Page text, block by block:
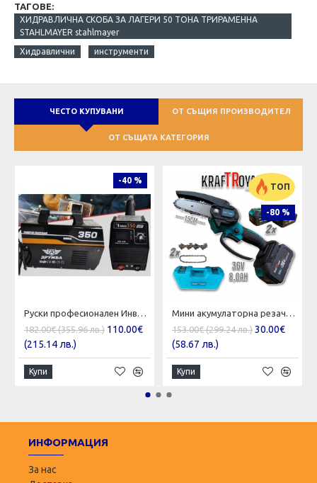
ТАГОВЕ:
ХИДРАВЛИЧНА СКОБА ЗА ЛАГЕРИ 50 ТОНА ТРИРАМЕННА
STAHLMAYER stahlmayer
Хидравлични инструменти
ЧЕСТО КУПУВАНИ ОТ СЪЩИЯ ПРОИЗВОДИТЕЛ
ОТ СЪЩАТА КАТЕГОРИЯ
-40 %
Руски професионален Инверторен Електрожен 350A + Соларна маска ДРУЖБА 2023
182.00€ (355.96 лв.) 110.00€
(215.14 лв.)
Купи
ТОП
-80 %
Мини акумулаторна резачка с шина 15см, 2 батерии 36V 8Ah
153.00€ (299.24 лв.) 30.00€
(58.67 лв.)
Купи
ИНФОРМАЦИЯ
За нас